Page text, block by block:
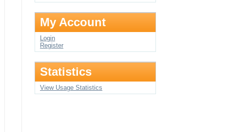
My Account
Login
Register
Statistics
View Usage Statistics